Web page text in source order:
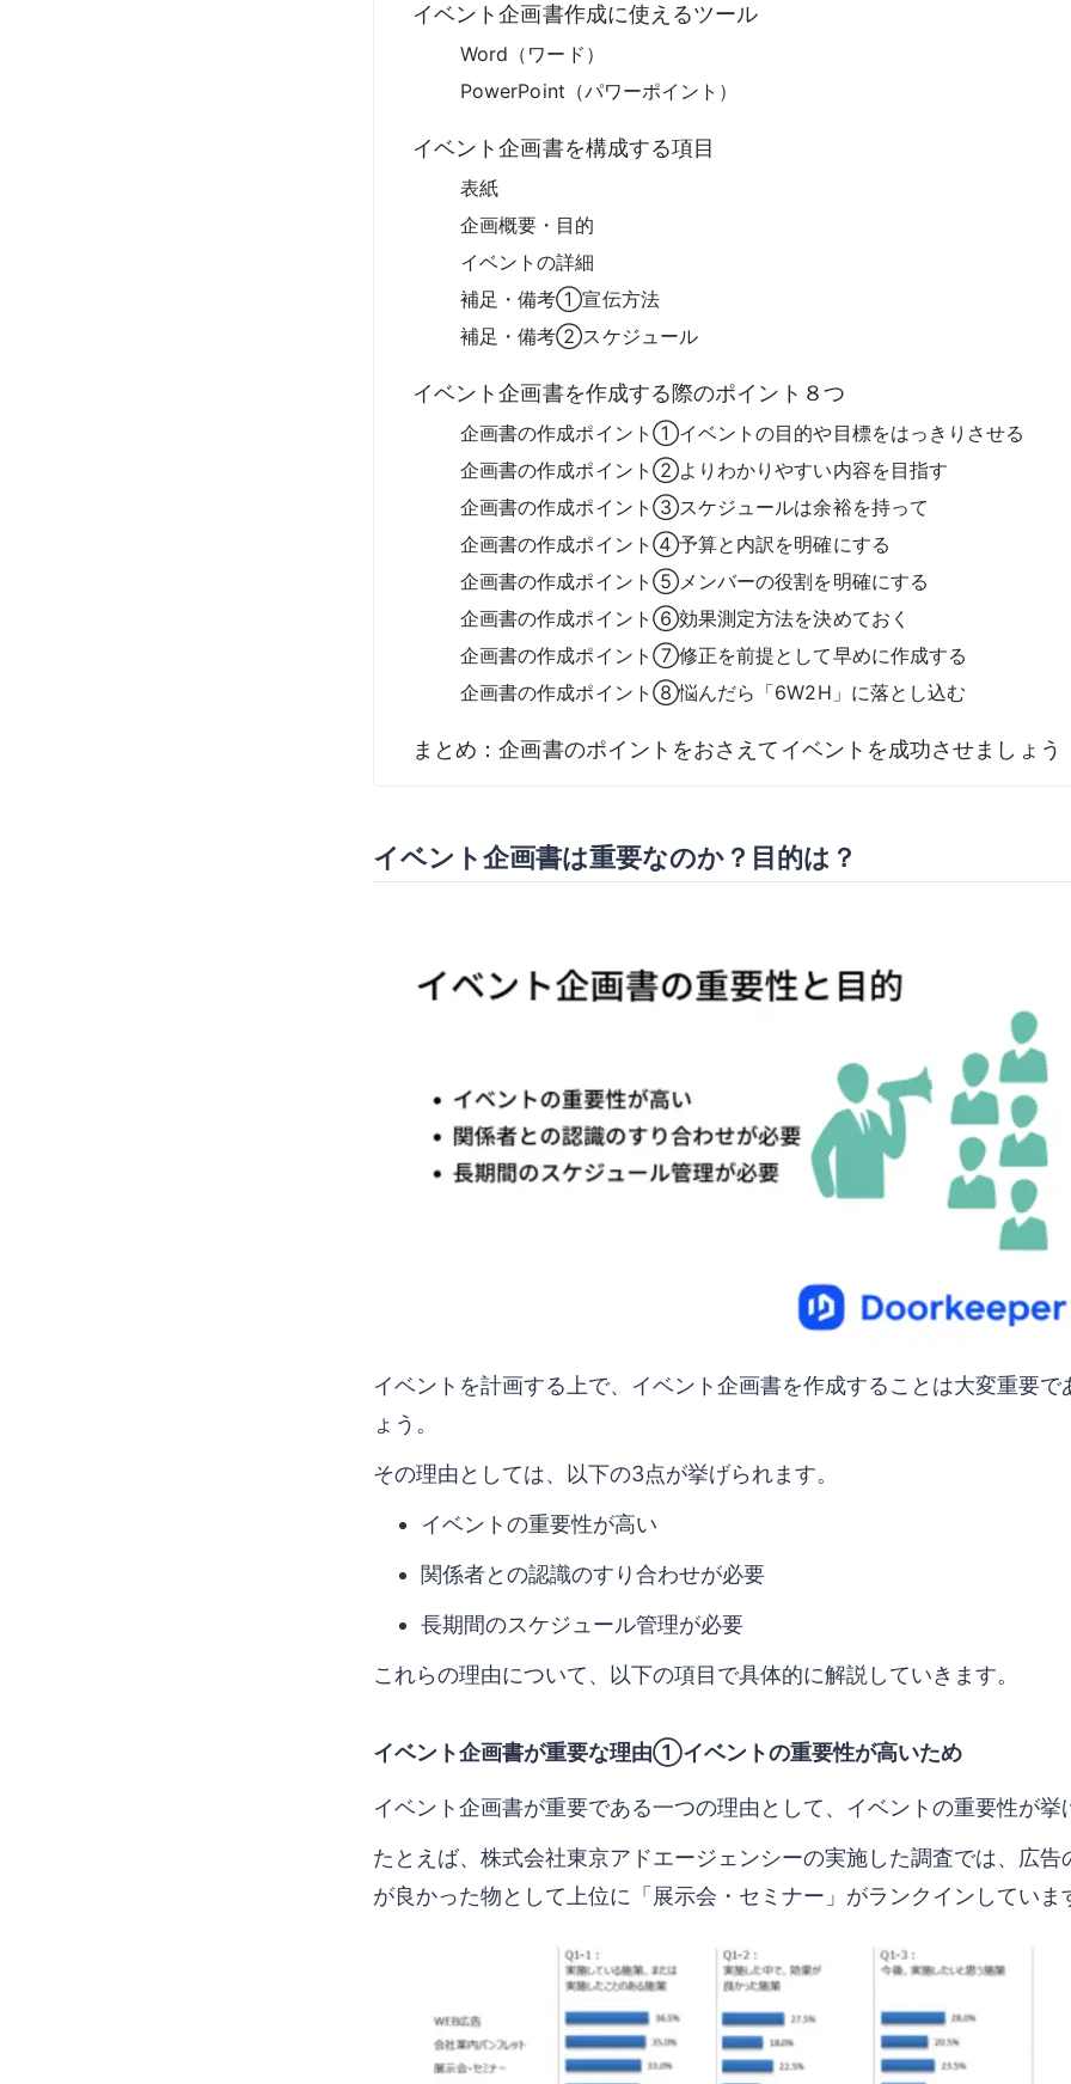
イベント企画書作成に使えるツール
Word（ワード）
PowerPoint（パワーポイント）
イベント企画書を構成する項目
表紙
企画概要・目的
イベントの詳細
補足・備考①宣伝方法
補足・備考②スケジュール
イベント企画書を作成する際のポイント８つ
企画書の作成ポイント①イベントの目的や目標をはっきりさせる
企画書の作成ポイント②よりわかりやすい内容を目指す
企画書の作成ポイント③スケジュールは余裕を持って
企画書の作成ポイント④予算と内訳を明確にする
企画書の作成ポイント⑤メンバーの役割を明確にする
企画書の作成ポイント⑥効果測定方法を決めておく
企画書の作成ポイント⑦修正を前提として早めに作成する
企画書の作成ポイント⑧悩んだら「6W2H」に落とし込む
まとめ：企画書のポイントをおさえてイベントを成功させましょう
イベント企画書は重要なのか？目的は？
イベントを計画する上で、イベント企画書を作成することは大変重要で
ょう。
その理由としては、以下の3点が挙げられます。
イベントの重要性が高い
関係者との認識のすり合わせが必要
長期間のスケジュール管理が必要
これらの理由について、以下の項目で具体的に解説していきます。
イベント企画書が重要な理由①イベントの重要性が高いため
イベント企画書が重要である一つの理由として、イベントの重要性が挙
たとえば、株式会社東京アドエージェンシーの実施した調査では、広告
が良かった物として上位に「展示会・セミナー」がランクインしていま